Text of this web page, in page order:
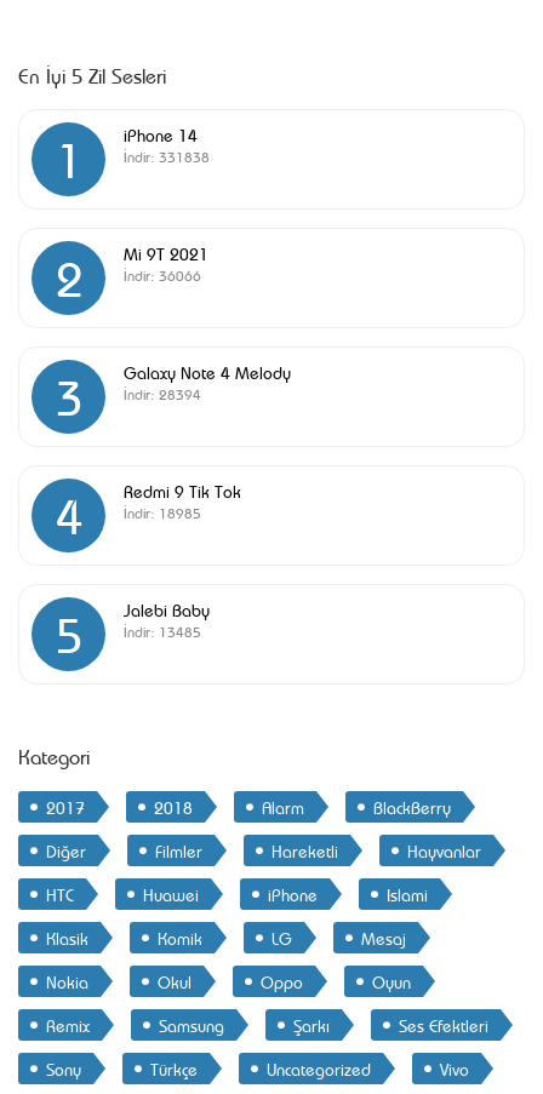
En İyi 5 Zil Sesleri
1 iPhone 14
İndir: 331838
2 Mi 9T 2021
İndir: 36066
3 Galaxy Note 4 Melody
İndir: 28394
4 Redmi 9 Tik Tok
İndir: 18985
5 Jalebi Baby
İndir: 13485
Kategori
2017 2018 Alarm
BlackBerry
Diğer
Filmler Hareketli
Hayvanlar
HTC
Huawei iPhone
Islami
Klasik
Komik LG
Mesaj
Nokia
Okul Oppo
Oyun
Remix
Samsung Şarkı
Ses Efektleri
Sony
Türkçe Uncategorized Vivo